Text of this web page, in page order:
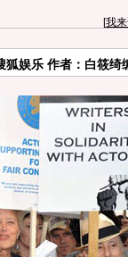
[我
狐娱乐 作者：白筱绮